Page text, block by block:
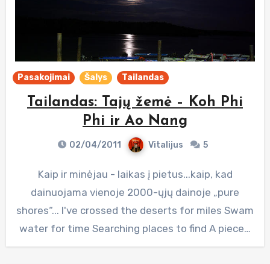
Pasakojimai Šalys Tailandas
Tailandas: Tajų žemė – Koh Phi
Phi ir Ao Nang
02/04/2011 Vitalijus 5
Kaip ir minėjau - laikas į pietus...kaip, kad
dainuojama vienoje 2000-ųjų dainoje „pure
shores“... I've crossed the deserts for miles Swam
water for time Searching places to find A piece…